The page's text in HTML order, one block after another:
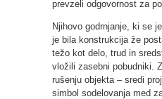
prevzeli odgovornost za
Njihovo godrnjanje, ki se
je bila konstrukcija že
težo kot delo, trud in
vložili zasebni pobudniki.
rušenju objekta – sredi
simbol sodelovanja med